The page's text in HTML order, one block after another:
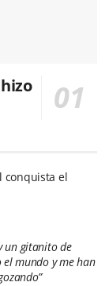
conquista el
un gitanito de
mundo y me han